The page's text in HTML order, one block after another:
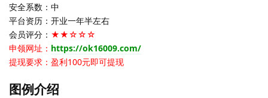
安全系数：中
平台资历：开业一年半左右
会员评分： ★★☆☆☆
申领网址： https://ok16009.com/
提现要求：盈利100元即可提现
图例介绍